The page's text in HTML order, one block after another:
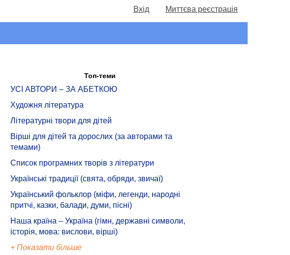
Вхід Миттєва реєстрація
Топ-теми
УСІ АВТОРИ – ЗА АБЕТКОЮ
Художня література
Літературні твори для дітей
Вірші для дітей та дорослих (за авторами та
темами)
Список програмних творів з літератури
Українські традиції (свята, обряди, звичаї)
Український фольклор (міфи, легенди, народні
притчі, казки, балади, думи, пісні)
Наша країна – Україна (гімн, державні символи,
історія, мова: вислови, вірші)
+ Показати більше